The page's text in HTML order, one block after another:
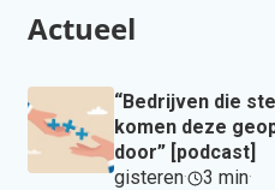
Actueel
“Bedrijven die
komen deze
door” [podcast]
gisteren· 3 min·